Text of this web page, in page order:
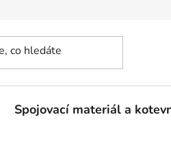
Spojovací materiál a